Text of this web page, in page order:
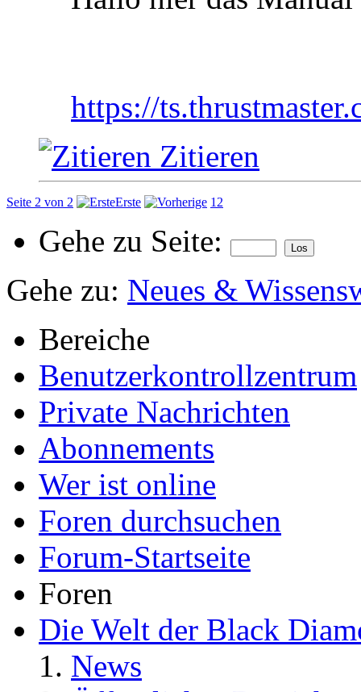
https://
Zitieren
Seite 2 von 2 Erste 1 2
Gehe zu Seite:
Gehe zu: Neues &
Bereiche
Benutzerkontrollzentrum
Private Nachrichten
Abonnements
Wer ist online
Foren durchsuchen
Forum-Startseite
Foren
Die Welt der Black
News